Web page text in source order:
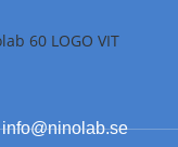
info@ninolab.se